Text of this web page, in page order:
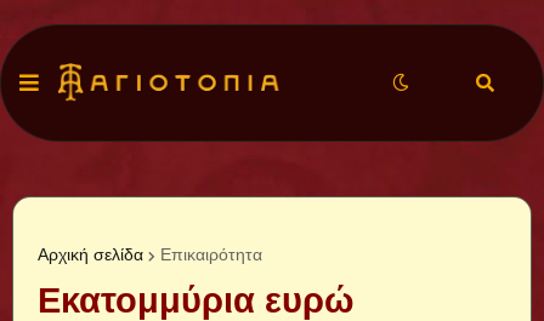
Αρχική σελίδα Επικαιρότητα
Εκατομμύρια ευρώ